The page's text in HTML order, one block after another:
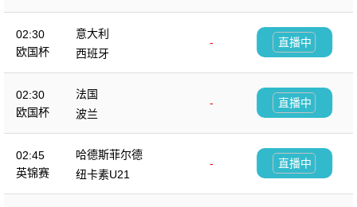
02:30
欧国杯
意大利
-
西班牙
直播中
02:30
欧国杯
法国
-
波兰
直播中
02:45
英锦赛
哈德斯菲尔德
-
纽卡素U21
直播中